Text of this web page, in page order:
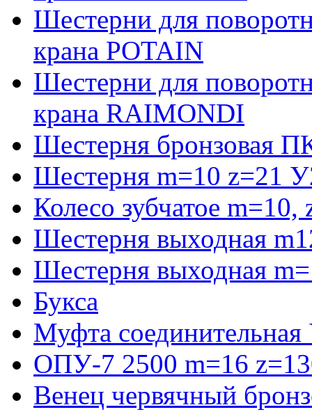
Шестерни для
крана POTAIN
Шестерни для
крана RAIMONDI
Шестерня бронзовая
Шестерня m=10 z=21
Колесо зубчатое
Шестерня выходная
Шестерня выходная
Букса
Муфта
ОПУ-7 2500 m=16
Венец червячный